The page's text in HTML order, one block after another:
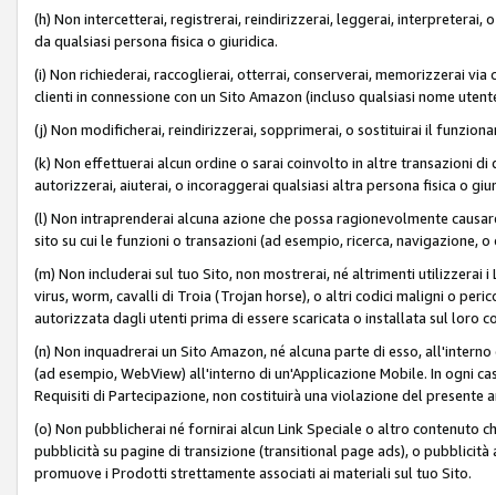
(h) Non intercetterai, registrerai, reindirizzerai, leggerai,
da qualsiasi persona fisica o giuridica.
(i) Non richiederai, raccoglierai, otterrai, conserverai, memorizzerai
clienti in connessione con un Sito Amazon (incluso qualsiasi nome
(j) Non modificherai, reindirizzerai, sopprimerai, o sostituirai il
(k) Non effettuerai alcun ordine o sarai coinvolto in altre transazioni
autorizzerai, aiuterai, o incoraggerai qualsiasi altra persona fisica o
(l) Non intraprenderai alcuna azione che possa ragionevolmente
sito su cui le funzioni o transazioni (ad esempio, ricerca, navigazione,
(m) Non includerai sul tuo Sito, non mostrerai, né altrimenti utilizzerai
virus, worm, cavalli di Troia (Trojan horse), o altri codici maligni o
autorizzata dagli utenti prima di essere scaricata o installata sul loro
(n) Non inquadrerai un Sito Amazon, né alcuna parte di esso,
(ad esempio, WebView) all'interno di un'Applicazione Mobile. In ogni
Requisiti di Partecipazione, non costituirà una violazione del presente
(o) Non pubblicherai né fornirai alcun Link Speciale o altro contenuto
pubblicità su pagine di transizione (transitional page ads), o
promuove i Prodotti strettamente associati ai materiali sul tuo Sito.